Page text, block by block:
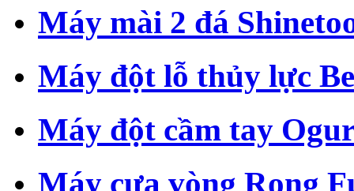
Máy mài 2 đá
Máy đột lỗ thủy lực
Máy đột cầm tay
Máy cưa vòng Rong